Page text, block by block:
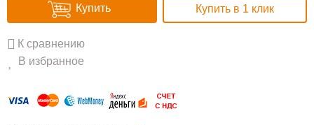
Купить Купить в 1 клик
К сравнению
В избранное